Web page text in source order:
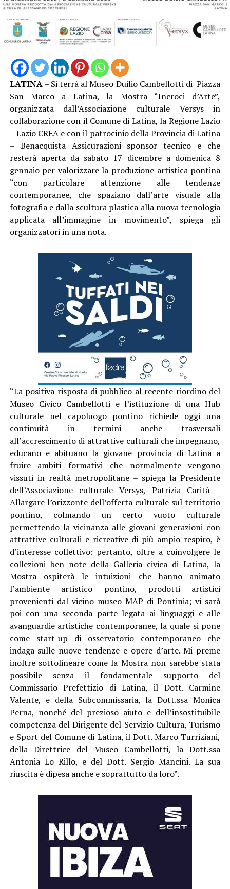
LATINA– Si terrà al Museo Duilio Cambellotti di Piazza
San Marco a Latina, la Mostra “Incroci d’Arte”,
organizzata dall’Associazione culturale Versys in
collaborazione con il Comune di Latina, la Regione Lazio
– Lazio CREA e con il patrocinio della Provincia di Latina
– Benacquista Assicurazioni sponsor tecnico e che
resterà aperta da sabato 17 dicembre a domenica 8
gennaio per valorizzare la produzione artistica pontina
“con particolare attenzione alle tendenze
contemporanee, che spaziano dall’arte visuale alla
fotografia e dalla scultura plastica alla nuova tecnologia
applicata all’immagine in movimento”, spiega gli
organizzatori in una nota.
“La positiva risposta di pubblico al recente riordino del
Museo Civico Cambellotti e l’istituzione di una Hub
culturale nel capoluogo pontino richiede oggi una
continuità in termini anche trasversali
all’accrescimento di attrattive culturali che impegnano,
educano e abituano la giovane provincia di Latina a
fruire ambiti formativi che normalmente vengono
vissuti in realtà metropolitane – spiega la Presidente
dell’Associazione culturale Versys, Patrizia Carità –
Allargare l’orizzonte dell’offerta culturale sul territorio
pontino, colmando un certo vuoto culturale
permettendo la vicinanza alle giovani generazioni con
attrattive culturali e ricreative di più ampio respiro, è
d’interesse collettivo: pertanto, oltre a coinvolgere le
collezioni ben note della Galleria civica di Latina, la
Mostra ospiterà le intuizioni che hanno animato
l’ambiente artistico pontino, prodotti artistici
provenienti dal vicino museo MAP di Pontinia; vi sarà
poi con una seconda parte legata ai linguaggi e alle
avanguardie artistiche contemporanee, la quale si pone
come start-up di osservatorio contemporaneo che
indaga sulle nuove tendenze e opere d’arte. Mi preme
inoltre sottolineare come la Mostra non sarebbe stata
possibile senza il fondamentale supporto del
Commissario Prefettizio di Latina, il Dott. Carmine
Valente, e della Subcommissaria, la Dott.ssa Monica
Perna, nonché del prezioso aiuto e dell’insostituibile
competenza del Dirigente del Servizio Cultura, Turismo
e Sport del Comune di Latina, il Dott. Marco Turriziani,
della Direttrice del Museo Cambellotti, la Dott.ssa
Antonia Lo Rillo, e del Dott. Sergio Mancini. La sua
riuscita è dipesa anche e soprattutto da loro”.